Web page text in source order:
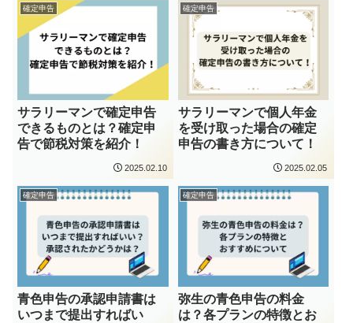
確定申告
サラリーマンで確定申告
できるものとは？確定申
告で節税対策を紹介！
2025.02.10
確定申告
サラリーマンで個人年金
を受け取った場合の確定
申告の書き方について！
2025.02.05
確定申告
青色申告の承認申請書は
いつまで提出すればい
確定申告
弥生の青色申告の料金
は？各プランの特徴とお